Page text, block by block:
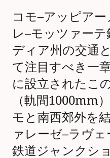
コモ–アッピア
レ–モッツァー
ディア州の交通
て注目すべき一
に設立されたこ
（軌間1000mm
モと南西郊外を
ァレーゼ–ラヴ
鉄道ジャンクシ